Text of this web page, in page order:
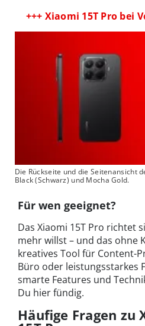
+++ Xiaomi 15T Pro bei
Die Rückseite und die Seitenansicht
Black (Schwarz) und Mocha Gold.
Für wen geeignet?
Das Xiaomi 15T Pro richtet
mehr willst – und das ohne
kreatives Tool für Content-
Büro oder leistungsstarkes
smarte Features und
Du hier fündig.
Häufige Fragen zu